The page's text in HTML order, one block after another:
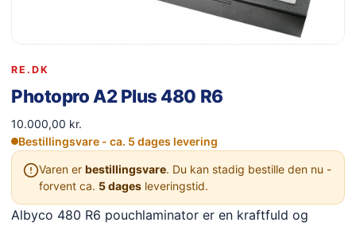
RE.DK
Photopro A2 Plus 480 R6
10.000,00 kr.
Bestillingsvare - ca. 5 dages levering
Varen er bestillingsvare. Du kan stadig bestille den nu -
forvent ca. 5 dages leveringstid.
Albyco 480 R6 pouchlaminator er en kraftfuld og